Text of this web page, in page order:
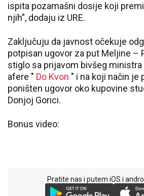
ispita pozamašni dosije koji
njih”, dodaju iz URE.
Zaključuju da javnost očekuje
potpisan ugovor za put Meljine –
stiglo sa prijavom bivšeg ministra
afere " Do Kvon " i na koji način je
poništen ugovor oko kupovine
Donjoj Gorici.
Bonus video:
Pratite nas i putem iOS i